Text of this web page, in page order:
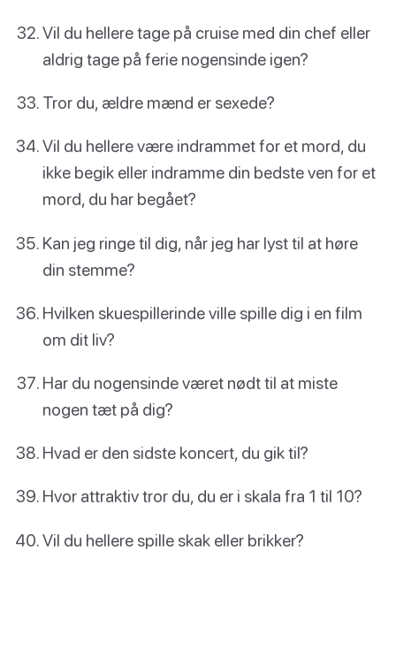
Vil du hellere tage på cruise med din chef eller
aldrig tage på ferie nogensinde igen?
Tror du, ældre mænd er sexede?
Vil du hellere være indrammet for et mord, du
ikke begik eller indramme din bedste ven for et
mord, du har begået?
Kan jeg ringe til dig, når jeg har lyst til at høre
din stemme?
Hvilken skuespillerinde ville spille dig i en film
om dit liv?
Har du nogensinde været nødt til at miste
nogen tæt på dig?
Hvad er den sidste koncert, du gik til?
Hvor attraktiv tror du, du er i skala fra 1 til 10?
Vil du hellere spille skak eller brikker?